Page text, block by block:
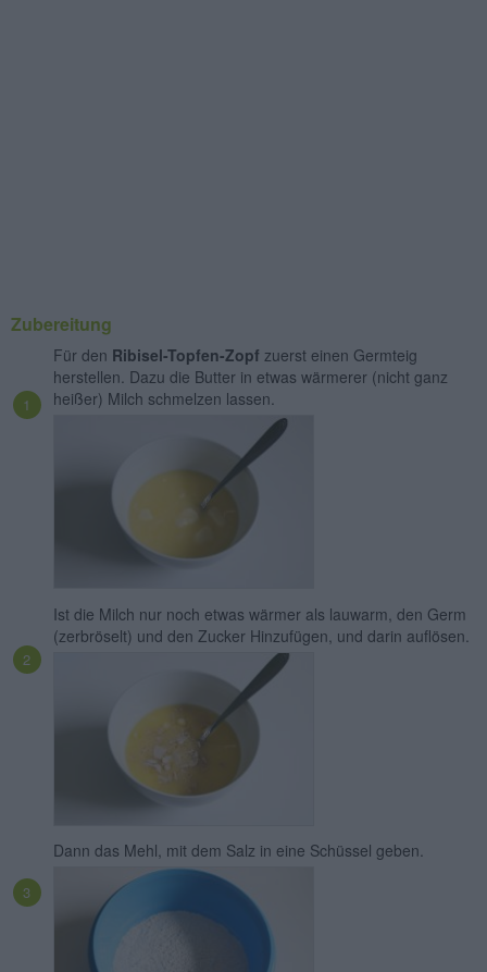
Zubereitung
Für den Ribisel-Topfen-Zopf zuerst einen Germteig
herstellen. Dazu die Butter in etwas wärmerer (nicht ganz
heißer) Milch schmelzen lassen.
Ist die Milch nur noch etwas wärmer als lauwarm, den Germ
(zerbröselt) und den Zucker Hinzufügen, und darin auflösen.
Dann das Mehl, mit dem Salz in eine Schüssel geben.